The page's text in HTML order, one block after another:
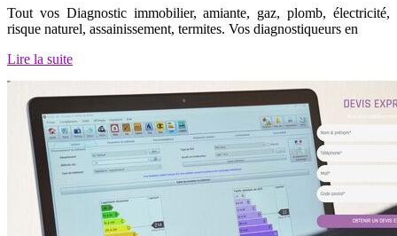
Tout vos Diagnostic immobilier, amiante, gaz, plomb, électricité,
risque naturel, assainissement, termites. Vos diagnostiqueurs en
Lire la suite